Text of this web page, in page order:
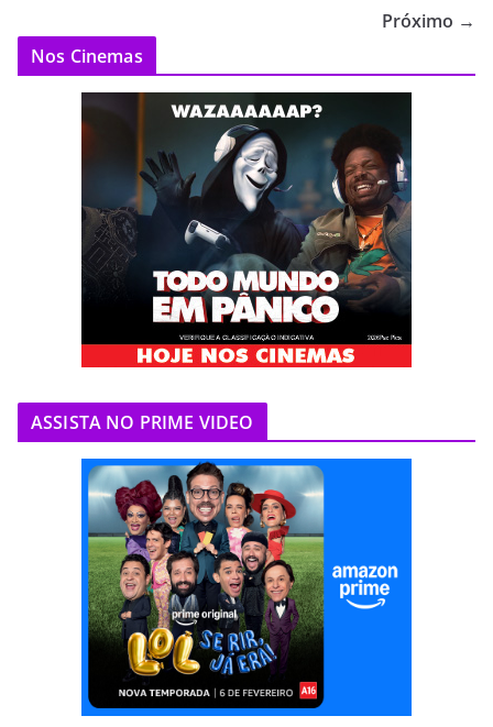
Próximo →
Nos Cinemas
ASSISTA NO PRIME VIDEO